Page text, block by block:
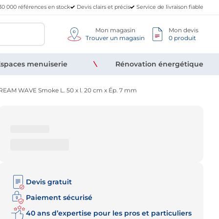
000 références en stock Devis clairs et précis Service de livraison fiable
Mon magasin
Trouver un magasin
Mon devis
0 produit
menuiserie Rénovation énergétique
WAVE Smoke L. 50 x l. 20 cm x Ép. 7 mm
Devis gratuit
Paiement sécurisé
40 ans d’expertise pour les pros et particuliers